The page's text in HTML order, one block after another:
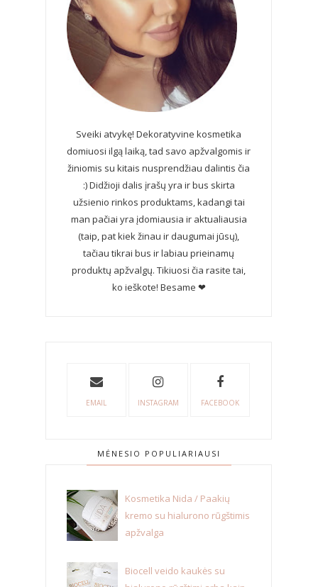
Sveiki atvykę! Dekoratyvine kosmetika
domiuosi ilgą laiką, tad savo apžvalgomis ir
žiniomis su kitais nusprendžiau dalintis čia
:) Didžioji dalis įrašų yra ir bus skirta
užsienio rinkos produktams, kadangi tai
man pačiai yra įdomiausia ir aktualiausia
(taip, pat kiek žinau ir daugumai jūsų),
tačiau tikrai bus ir labiau prieinamų
produktų apžvalgų. Tikiuosi čia rasite tai,
ko ieškote! Besame ❤
EMAIL INSTAGRAM FACEBOOK
MĖNESIO POPULIARIAUSI
Kosmetika Nida / Paakių
kremo su hialurono rūgštimis
apžvalga
Biocell veido kaukės su